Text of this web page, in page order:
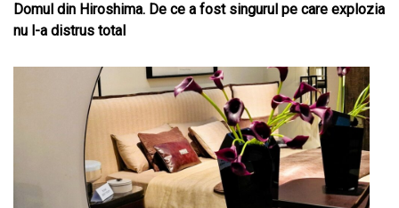
Domul din Hiroshima. De ce a fost singurul pe care explozia
nu l-a distrus total